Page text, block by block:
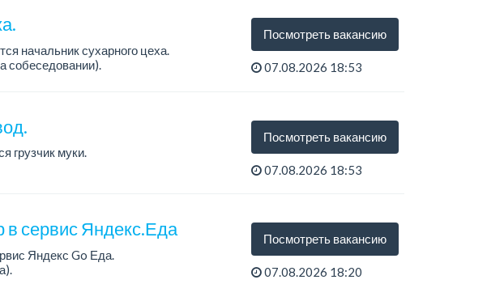
начальник сухарного цеха.
собеседовании).
Посмотреть вакансию
07.08.2026 18:53
грузчик муки.
Посмотреть вакансию
07.08.2026 18:53
в сервис Яндекс.Еда
Яндекс Go Еда.
Посмотреть вакансию
07.08.2026 18:20